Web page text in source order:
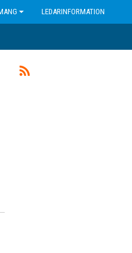
LEDARINFORMATION